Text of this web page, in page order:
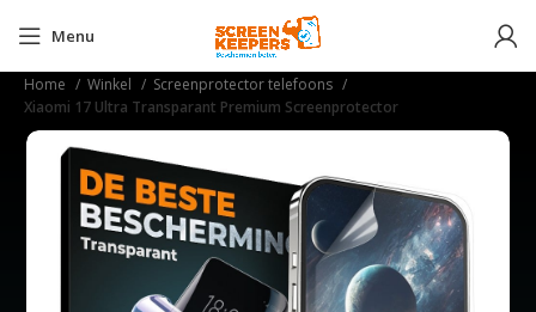
Menu
Home Winkel
Screenprotector telefoons
Xiaomi 17 Ultra Transparant Premium Screenprotector